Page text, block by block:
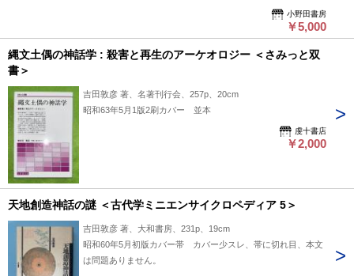
小野田書房
￥5,000
縄文土偶の神話学 : 殺害と再生のアーケオロジー ＜さみっと双
書＞
吉田敦彦 著、名著刊行会、257p、20cm
昭和63年5月1版2刷カバー 並本
虔十書店
￥2,000
天地創造神話の謎 ＜古代学ミニエンサイクロペディア 5＞
吉田敦彦 著、大和書房、231p、19cm
昭和60年5月初版カバー帯 カバー少スレ、帯に切れ目、本文
は問題ありません。